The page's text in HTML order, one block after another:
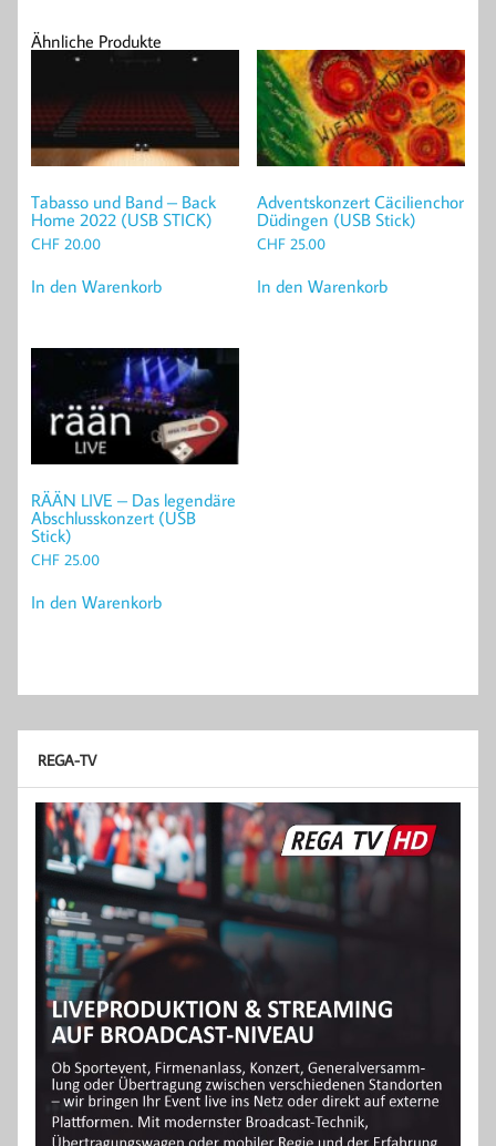
Ähnliche Produkte
Tabasso und Band – Back
Home 2022 (USB STICK)
CHF 20.00
In den Warenkorb
Adventskonzert Cäcilienchor
Düdingen (USB Stick)
CHF25.00
In den Warenkorb
RÄÄN LIVE – Das legendäre
Abschlusskonzert (USB
Stick)
CHF 25.00
In den Warenkorb
REGA-TV